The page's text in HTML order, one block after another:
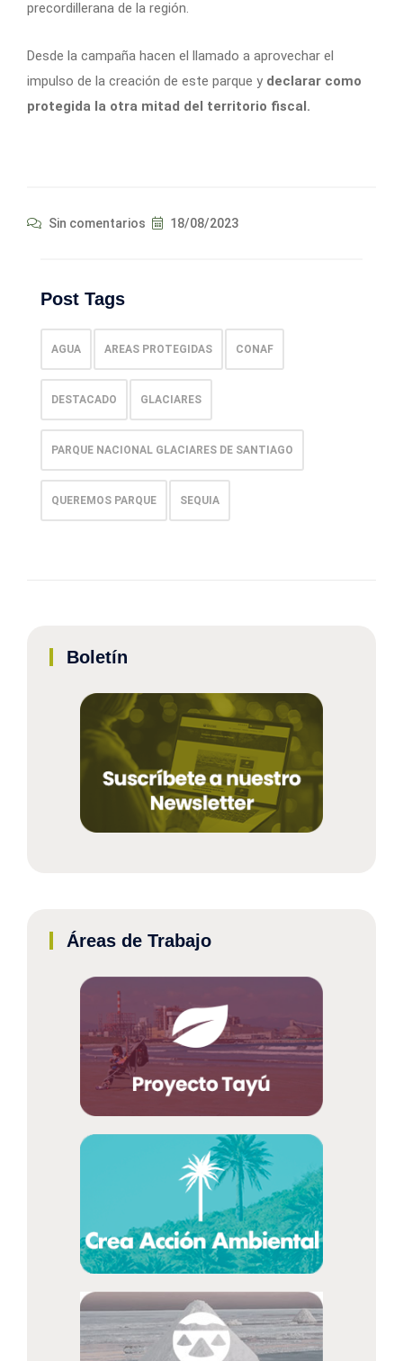
precordillerana de la región.
Desde la campaña hacen el llamado a aprovechar el
impulso de la creación de este parque y declarar como
protegida la otra mitad del territorio fiscal.
Sin comentarios 18/08/2023
Post Tags
AGUA AREAS PROTEGIDAS CONAF
DESTACADO GLACIARES
PARQUE NACIONAL GLACIARES DE SANTIAGO
QUEREMOS PARQUE SEQUIA
Boletín
Áreas de Trabajo